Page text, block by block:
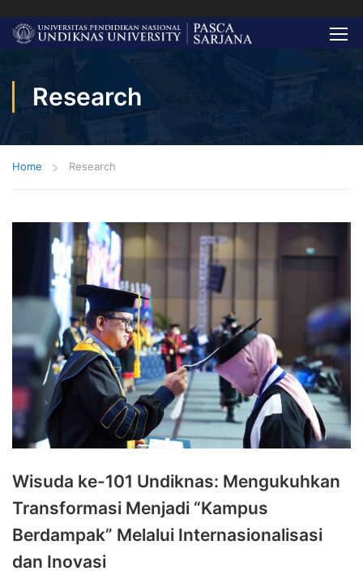
Research
Home Research
Wisuda ke-101 Undiknas: Mengukuhkan
Transformasi Menjadi “Kampus
Berdampak” Melalui Internasionalisasi
dan Inovasi